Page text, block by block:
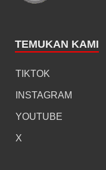
TEMUKAN KAMI
TIKTOK
INSTAGRAM
YOUTUBE
X